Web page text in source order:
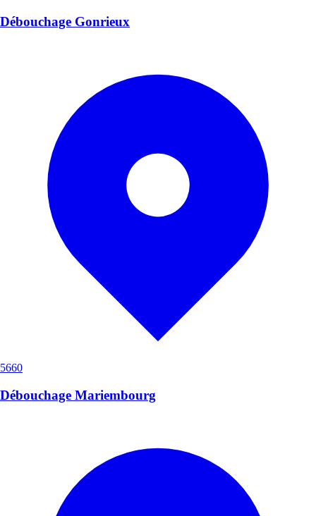
Débouchage Gonrieux
5660
Débouchage Mariembourg